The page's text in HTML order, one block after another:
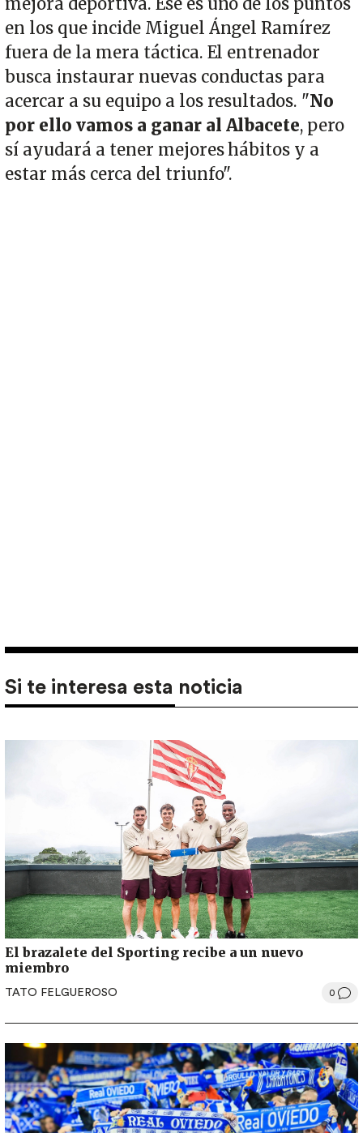
en los que incide Miguel Ángel Ramírez
fuera de la mera táctica. El entrenador
busca instaurar nuevas conductas para
acercar a su equipo a los resultados. "No
por ello vamos a ganar al Albacete, pero
sí ayudará a tener mejores hábitos y a
estar más cerca del triunfo".
Si te interesa esta noticia
El brazalete del Sporting recibe a un nuevo
miembro
TATO FELGUEROSO 0